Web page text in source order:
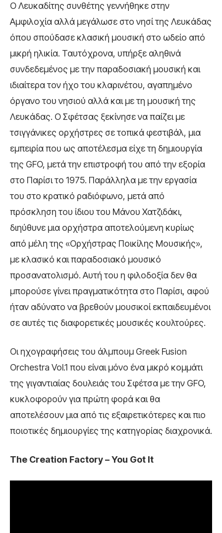
Ο Λευκαδίτης συνθέτης γεννήθηκε στην
Αμφιλοχία αλλά μεγάλωσε στο νησί της Λευκάδας
όπου σπούδασε κλασική μουσική στο ωδείο από
μικρή ηλικία. Ταυτόχρονα, υπήρξε αληθινά
συνδεδεμένος με την παραδοσιακή μουσική και
ιδιαίτερα τον ήχο του κλαρινέτου, αγαπημένο
όργανο του νησιού αλλά και με τη μουσική της
Λευκάδας. Ο Σφέτσας ξεκίνησε να παίζει με
τσιγγάνικες ορχήστρες σε τοπικά φεστιβάλ, μια
εμπειρία που ως αποτέλεσμα είχε τη δημιουργία
της GFO, μετά την επιστροφή του από την εξορία
στο Παρίσι το 1975. Παράλληλα με την εργασία
του στο κρατικό ραδιόφωνο, μετά από
πρόσκληση του ίδιου του Μάνου Χατζιδάκι,
διηύθυνε μια ορχήστρα αποτελούμενη κυρίως
από μέλη της «Ορχήστρας Ποικίλης Μουσικής»,
με κλασικό και παραδοσιακό μουσικό
προσανατολισμό. Αυτή του η φιλοδοξία δεν θα
μπορούσε γίνει πραγματικότητα στο Παρίσι, αφού
ήταν αδύνατο να βρεθούν μουσικοί εκπαιδευμένοι
σε αυτές τις διαφορετικές μουσικές κουλτούρες.
Οι ηχογραφήσεις του άλμπουμ Greek Fusion
Orchestra Vol.1 που είναι μόνο ένα μικρό κομμάτι
της γιγαντιαίας δουλειάς του Σφέτσα με την GFO,
κυκλοφορούν για πρώτη φορά και θα
αποτελέσουν μια από τις εξαιρετικότερες και πιο
ποιοτικές δημιουργίες της κατηγορίας διαχρονικά.
The Creation Factory – You Got It